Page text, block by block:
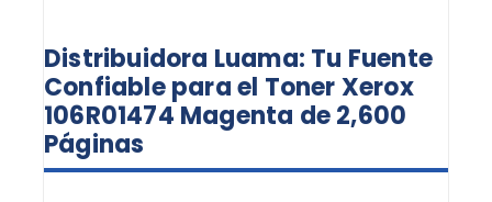
Distribuidora Luama: Tu Fuente
Confiable para el Toner Xerox
106R01474 Magenta de 2,600
Páginas